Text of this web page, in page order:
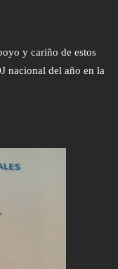
y cariño de estos
nacional del año en la